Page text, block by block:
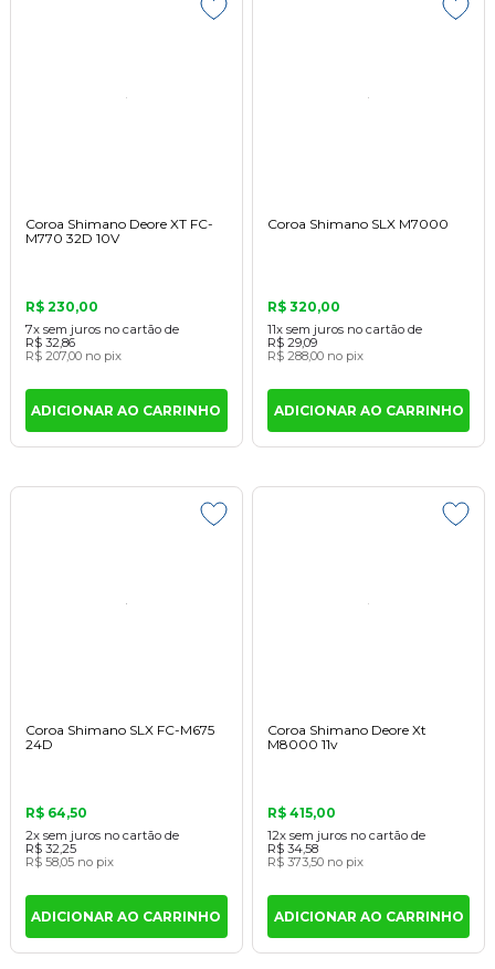
Coroa Shimano Deore XT FC-
M770 32D 10V
R$ 230,00
7x sem juros no cartãode
R$ 32,86
R$ 207,00 no pix
ADICIONAR AO CARRINHO
Coroa Shimano SLX M7000
R$ 320,00
11x sem juros no cartão de
R$ 29,09
R$ 288,00 no pix
ADICIONAR AO CARRINHO
Coroa Shimano SLX FC-M675
24D
R$ 64,50
2x sem juros no cartãode
R$ 32,25
R$ 58,05 no pix
ADICIONAR AO CARRINHO
Coroa Shimano Deore Xt
M8000 11v
R$ 415,00
12x sem juros no cartão de
R$ 34,58
R$ 373,50 no pix
ADICIONAR AO CARRINHO